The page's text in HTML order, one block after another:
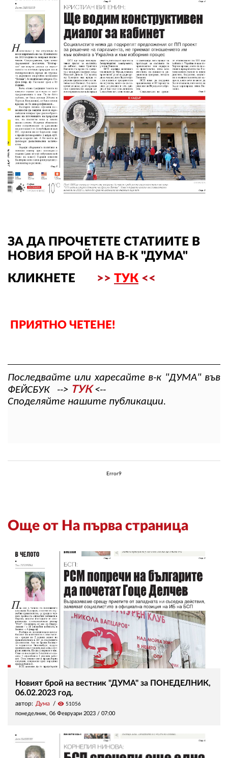
ЗА ДА ПРОЧЕТЕТЕ СТАТИИТЕ В
НОВИЯ БРОЙ НА В-К "ДУМА"
КЛИКНЕТЕ >> ТУК<<
ПРИЯТНО ЧЕТЕНЕ!
Последвайте или харесайте в-к "ДУМА" във
ФЕЙСБУК --> ТУК<--
Споделяйте нашите публикации.
Error9
Още от На първа страница
Новият брой на вестник "ДУМА" за ПОНЕДЕЛНИК,
06.02.2023 год.
автор: Дума visibility 51056
понеделник, 06 Февруари 2023 / 07:00
ПОЛИТИКА ЗА БИСКВИТКИТЕ
ПОЛИТИКАТА ЗА
ПОВЕРИТЕЛНОСТ
02 975 20 35